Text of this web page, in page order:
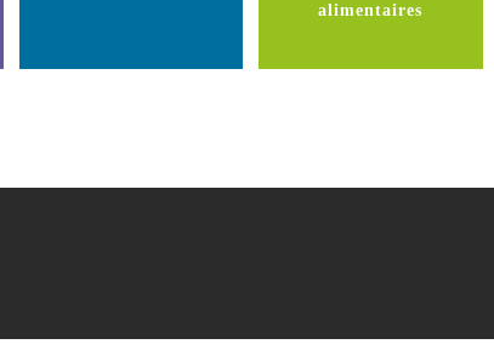
alimentaires